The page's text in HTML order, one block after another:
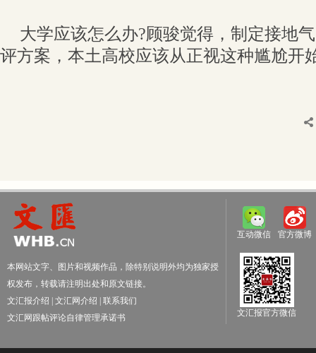
大学应该怎么办?顾骏觉得，制定接地
评方案，本土高校应该从正视这种尴尬开
本网站文字、图片和视频作品，除特别说明外均为独家授
权发布，转载请注明出处和原文链接。
文汇报介绍
文汇网介绍
联系我们
文汇网跟帖评论自律管理承诺书
互动微信 官方微博
文汇报官方微信